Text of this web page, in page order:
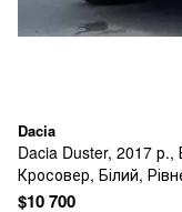
Dacia
Dacia Duster, 2017
Кросовер, Білий,
$10 700